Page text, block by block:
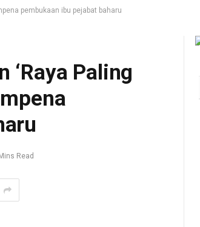
pembukaan ibu pejabat baharu
‘Raya Paling
Read